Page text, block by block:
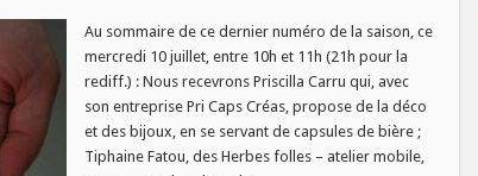
Au sommaire de ce dernier numéro de la saison, ce
mercredi 10 juillet, entre 10h et 11h (21h pour la
rediff.) : Nous recevrons Priscilla Carru qui, avec
son entreprise Pri Caps Créas, propose de la déco
et des bijoux, en se servant de capsules de bière ;
Tiphaine Fatou, des Herbes folles – atelier mobile,